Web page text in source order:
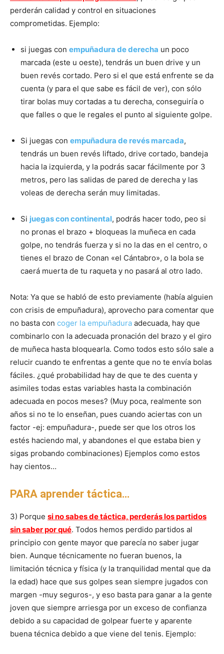
perderán calidad y control en situaciones
comprometidas. Ejemplo:
si juegas con empuñadura de derecha un poco
marcada (este u oeste), tendrás un buen drive y un
buen revés cortado. Pero si el que está enfrente se da
cuenta (y para el que sabe es fácil de ver), con sólo
tirar bolas muy cortadas a tu derecha, conseguiría o
que falles o que le regales el punto al siguiente golpe.
Si juegas con empuñadura de revés marcada,
tendrás un buen revés liftado, drive cortado, bandeja
hacia la izquierda, y la podrás sacar fácilmente por 3
metros, pero las salidas de pared de derecha y las
voleas de derecha serán muy limitadas.
Si juegas con continental, podrás hacer todo, peo si
no pronas el brazo + bloqueas la muñeca en cada
golpe, no tendrás fuerza y si no la das en el centro, o
tienes el brazo de Conan «el Cántabro», o la bola se
caerá muerta de tu raqueta y no pasará al otro lado.
Nota: Ya que se habló de esto previamente (había alguien
con crisis de empuñadura), aprovecho para comentar que
no basta con coger la empuñadura adecuada, hay que
combinarlo con la adecuada pronación del brazo y el giro
de muñeca hasta bloquearla. Como todos esto sólo sale a
relucir cuando te enfrentas a gente que no te envía bolas
fáciles. ¿qué probabilidad hay de que te des cuenta y
asimiles todas estas variables hasta la combinación
adecuada en pocos meses? (Muy poca, realmente son
años si no te lo enseñan, pues cuando aciertas con un
factor -ej: empuñadura-, puede ser que los otros los
estés haciendo mal, y abandones el que estaba bien y
sigas probando combinaciones) Ejemplos como estos
hay cientos…
PARA aprender táctica…
3) Porque si no sabes de táctica, perderás los partidos
sin saber por qué. Todos hemos perdido partidos al
principio con gente mayor que parecía no saber jugar
bien. Aunque técnicamente no fueran buenos, la
limitación técnica y física (y la tranquilidad mental que da
la edad) hace que sus golpes sean siempre jugados con
margen -muy seguros-, y eso basta para ganar a la gente
joven que siempre arriesga por un exceso de confianza
debido a su capacidad de golpear fuerte y aparente
buena técnica debido a que viene del tenis. Ejemplo: